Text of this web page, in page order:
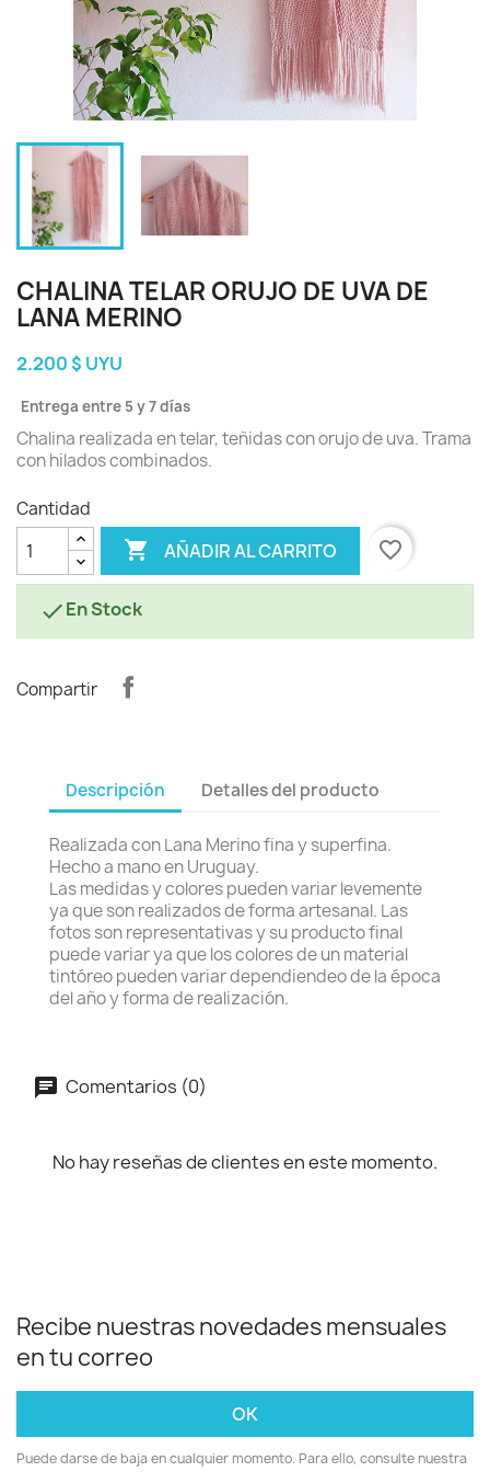
CHALINA TELAR ORUJO DE UVA DE
LANA MERINO
2.200 $ UYU
Entrega entre 5 y 7 días
Chalina realizada en telar, teñidas con orujo de uva. Trama
con hilados combinados.
Cantidad
 AÑADIR AL CARRITO favorite_border
En Stock
Compartir
Descripción Detalles del producto
Realizada con Lana Merino fina y superfina.
Hecho a mano en Uruguay.
Las medidas y colores pueden variar levemente
ya que son realizados de forma artesanal. Las
fotos son representativas y su producto final
puede variar ya que los colores de un material
tintóreo pueden variar dependiendeo de la época
del año y forma de realización.
Comentarios (0)
No hay reseñas de clientes en este momento.
Recibe nuestras novedades mensuales
en tu correo
Puede darse de baja en cualquier momento. Para ello, consulte nuestra